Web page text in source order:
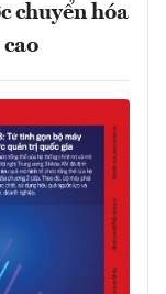
chuyển hóa